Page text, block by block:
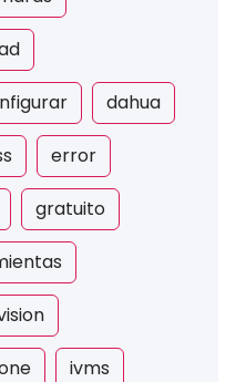
dahua
error
gratuito
ivms